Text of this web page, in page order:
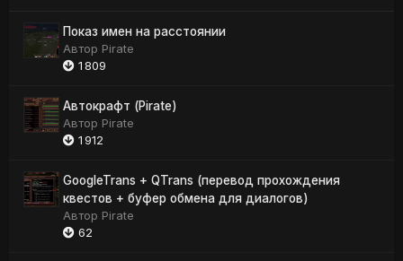
Показ имен на расстоянии
Автор Pirate
1 809
Автокрафт (Pirate)
Автор Pirate
1 912
GoogleTrans + QTrans (перевод прохождения
квестов + буфер обмена для диалогов)
Автор Pirate
62